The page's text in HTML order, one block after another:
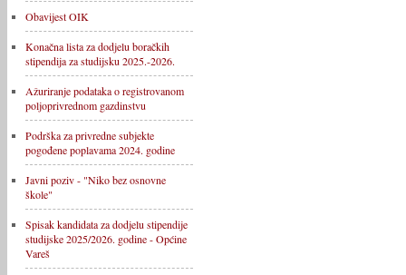
Obavijest OIK
Konačna lista za dodjelu boračkih
stipendija za studijsku 2025.-2026.
Ažuriranje podataka o registrovanom
poljoprivrednom gazdinstvu
Podrška za privredne subjekte
pogođene poplavama 2024. godine
Javni poziv - "Niko bez osnovne
škole"
Spisak kandidata za dodjelu stipendije
studijske 2025/2026. godine - Općine
Vareš